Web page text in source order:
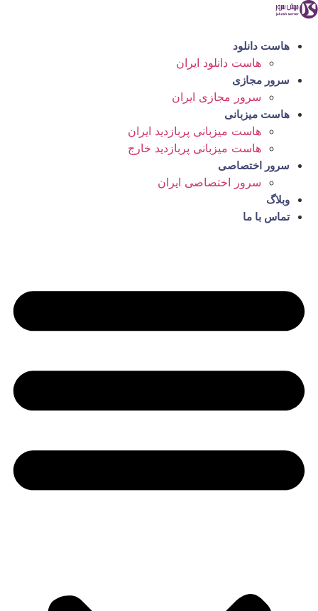
پرش
محتوا
هاست دانلود
هاست دانلود ایران
سرور مجازی
سرور مجازی ایران
هاست میزبانی
هاست میزبانی پربازدید ایران
هاست میزبانی پربازدید خارج
سرور اختصاصی
سرور اختصاصی ایران
وبلاگ
تماس با ما